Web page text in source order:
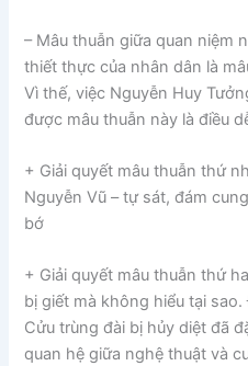
– Mâu thuẫn giữa quan niệm
thiết thực của nhân dân là
Vì thế, việc Nguyễn Huy
được mâu thuẫn này là điều
+ Giải quyết mâu thuẫn thứ
Nguyễn Vũ – tự sát, đám
bớ
+ Giải quyết mâu thuẫn thứ
bị giết mà không hiểu tại
Cửu trùng đài bị hủy diệt đã
quan hệ giữa nghệ thuật và